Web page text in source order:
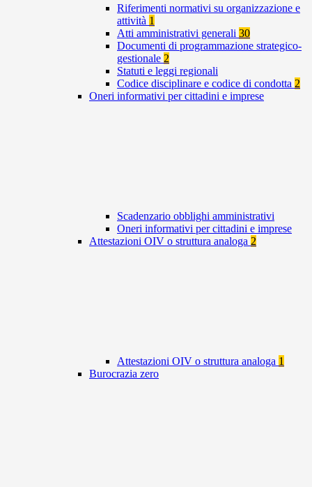
Riferimenti normativi su organizzazione e
attività 1
Atti amministrativi generali 30
Documenti di programmazione strategico-
gestionale 2
Statuti e leggi regionali
Codice disciplinare e codice di condotta 2
Oneri informativi per cittadini e imprese
Scadenzario obblighi amministrativi
Oneri informativi per cittadini e imprese
Attestazioni OIV o struttura analoga 2
Attestazioni OIV o struttura analoga 1
Burocrazia zero